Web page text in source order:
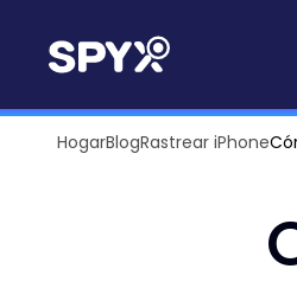
HogarBlogRastrear iPhone